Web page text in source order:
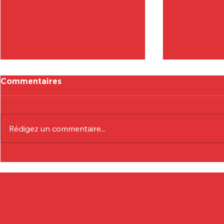
Commentaires
Rédigez un commentaire...